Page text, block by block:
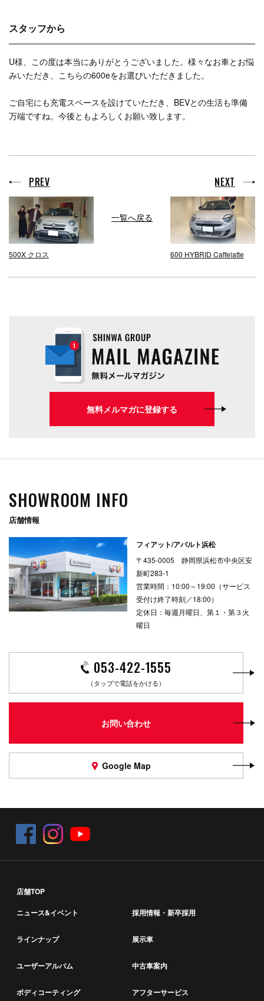
スタッフから
U様、この度は本当にありがとうございました。様々なお車とお悩
みいただき、こちらの600eをお選びいただきました。
ご自宅にも充電スペースを設けていただき、BEVとの生活も準備
万端ですね。今後ともよろしくお願い致します。
PREV
500X クロス
一覧へ戻る
NEXT
600 HYBRID Caffelatte
無料メルマガに登録する
SHOWROOM INFO
店舗情報
フィアット/アバルト浜松
〒435-0005 静岡県浜松市中央区安
新町283-1
営業時間：10:00～19:00（サービス
受付け終了時刻／18:00）
定休日：毎週月曜日、第１・第３火
曜日
053-422-1555
（タップで電話をかける）
お問い合わせ
Google Map
店舗TOP
ニュース&イベント
採用情報・新卒採用
ラインナップ 展示車
ユーザーアルバム 中古車案内
ボディコーティング アフターサービス